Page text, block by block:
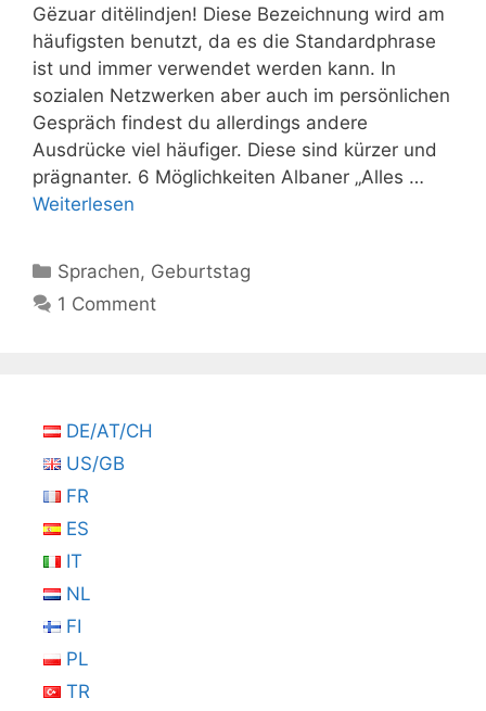
Gëzuar ditëlindjen! Diese Bezeichnung wird am
häufigsten benutzt, da es die Standardphrase
ist und immer verwendet werden kann. In
sozialen Netzwerken aber auch im persönlichen
Gespräch findest du allerdings andere
Ausdrücke viel häufiger. Diese sind kürzer und
prägnanter. 6 Möglichkeiten Albaner „Alles …
Weiterlesen
Kategorien
Sprachen, Geburtstag
1 Comment
DE/AT/CH
US/GB
FR
ES
IT
NL
FI
PL
TR